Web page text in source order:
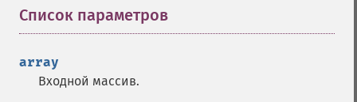
Список параметров
array
Входной массив.